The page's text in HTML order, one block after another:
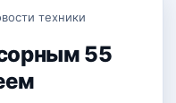
техники
55